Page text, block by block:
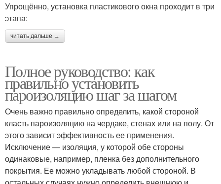
Упрощённо, установка пластикового окна проходит в три
этапа:
читать дальше →
Полное руководство: как
правильно установить
пароизоляцию шаг за шагом
Очень важно правильно определить, какой стороной
класть пароизоляцию на чердаке, стенах или на полу. От
этого зависит эффективность ее применения.
Исключение — изоляция, у которой обе стороны
одинаковые, например, пленка без дополнительного
покрытия. Ее можно укладывать любой стороной. В